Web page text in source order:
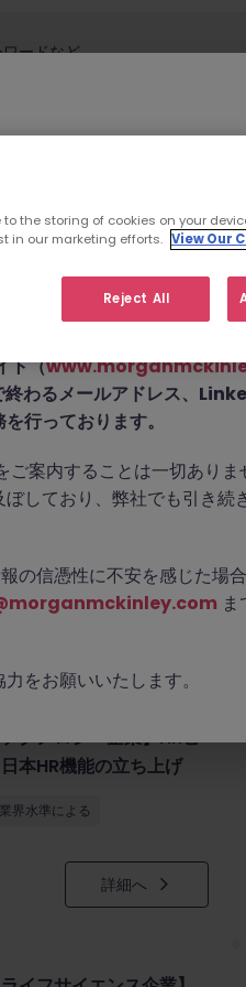
らの求
た。
ました。関連求人をご検討くださ
クノロジー企業】HRビ
本HR機能の立ち上げ
界水準による
詳細へ
トになりすまし、求職者を
ドメイン（例：
虚偽のソーシャルメディア
じて偽の求人情報を配信し
ト（
るメールアドレス、
行っております。
案内することは一切ありま
しており、弊社でも引き続
信憑性に不安を感じた場
をお願いいたします。
to the storing of cookies on your
in our marketing efforts. View Our
Reject All